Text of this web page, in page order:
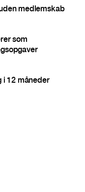
medlemskab
som
i 12 måneder